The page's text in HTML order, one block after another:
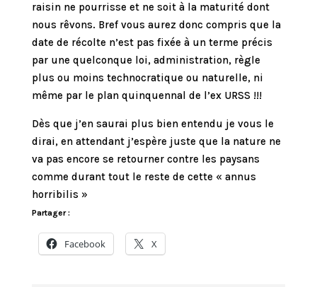
raisin ne pourrisse et ne soit à la maturité dont
nous rêvons. Bref vous aurez donc compris que la
date de récolte n’est pas fixée à un terme précis
par une quelconque loi, administration, règle
plus ou moins technocratique ou naturelle, ni
même par le plan quinquennal de l’ex URSS !!!
Dès que j’en saurai plus bien entendu je vous le
dirai, en attendant j’espère juste que la nature ne
va pas encore se retourner contre les paysans
comme durant tout le reste de cette « annus
horribilis »
Partager :
Facebook X